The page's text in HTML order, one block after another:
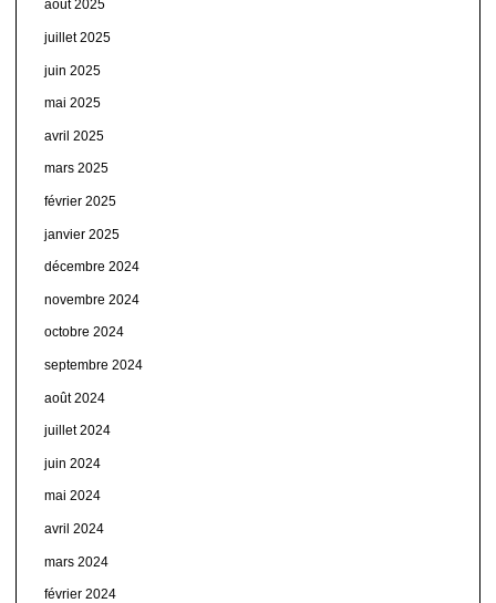
août 2025
juillet 2025
juin 2025
mai 2025
avril 2025
mars 2025
février 2025
janvier 2025
décembre 2024
novembre 2024
octobre 2024
septembre 2024
août 2024
juillet 2024
juin 2024
mai 2024
avril 2024
mars 2024
février 2024